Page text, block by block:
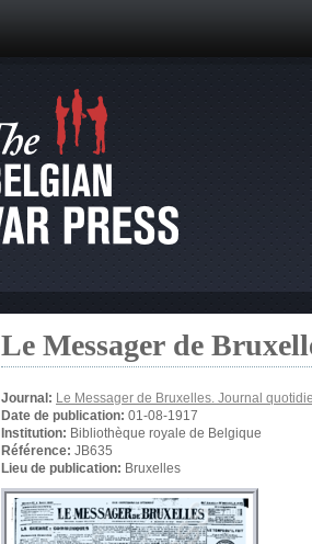
Le Messager de
Journal: Le Messager de Bruxelles. Journal
Date de publication: 01-08-1917
Institution: Bibliothèque royale de Belgique
Référence: JB635
Lieu de publication: Bruxelles